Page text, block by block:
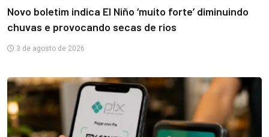
Novo boletim indica El Niño ‘muito forte’ diminuindo
chuvas e provocando secas de rios
3 de agosto de 2026